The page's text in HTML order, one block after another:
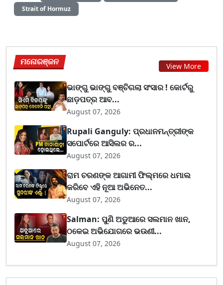
Strait of Hormuz
ମନୋରଞ୍ଜନ View More
ଭାଙ୍ଗୁ ଭାଙ୍ଗୁ ବଞ୍ଚିଗଲା ସଂସାର ! କୋର୍ଟରୁ
ଛାଡ଼ପତ୍ର ଆବ...
August 07, 2026
Rupali Ganguly: ପ୍ରଧାନମନ୍ତ୍ରୀଙ୍କ
ସପୋର୍ଟରେ ଆସିଲର ର...
August 07, 2026
ରାମ ଚରଣଙ୍କ ଆଗାମୀ ଫିଲ୍ମରେ ଧମାଲ
କରିବେ ଏହି ନୂଆ ଅଭିନେତ...
August 07, 2026
Salman: ପୁଣି ଅଡୁଆରେ ସଲମାନ ଖାନ,
ଠକେଇ ଅଭିଯୋଗରେ ଭଉଣୀ...
August 07, 2026